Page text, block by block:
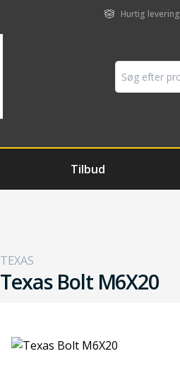
Hurtig levering
Tilbud
TEXAS
Texas Bolt M6X20